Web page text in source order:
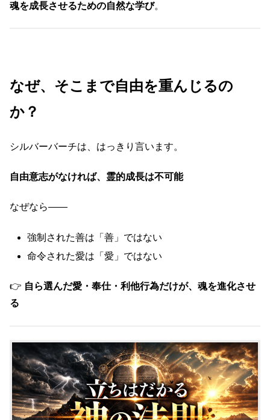
魂を成長させるための自然な学び。
なぜ、そこまで自由を重んじるの
か？
シルバーバーチは、はっきり言います。
自由意志がなければ、霊的成長は不可能
なぜなら――
強制された善は「善」ではない
命令された愛は「愛」ではない
👉 自ら選んだ愛・奉仕・利他行為だけが、魂を進化させ
る